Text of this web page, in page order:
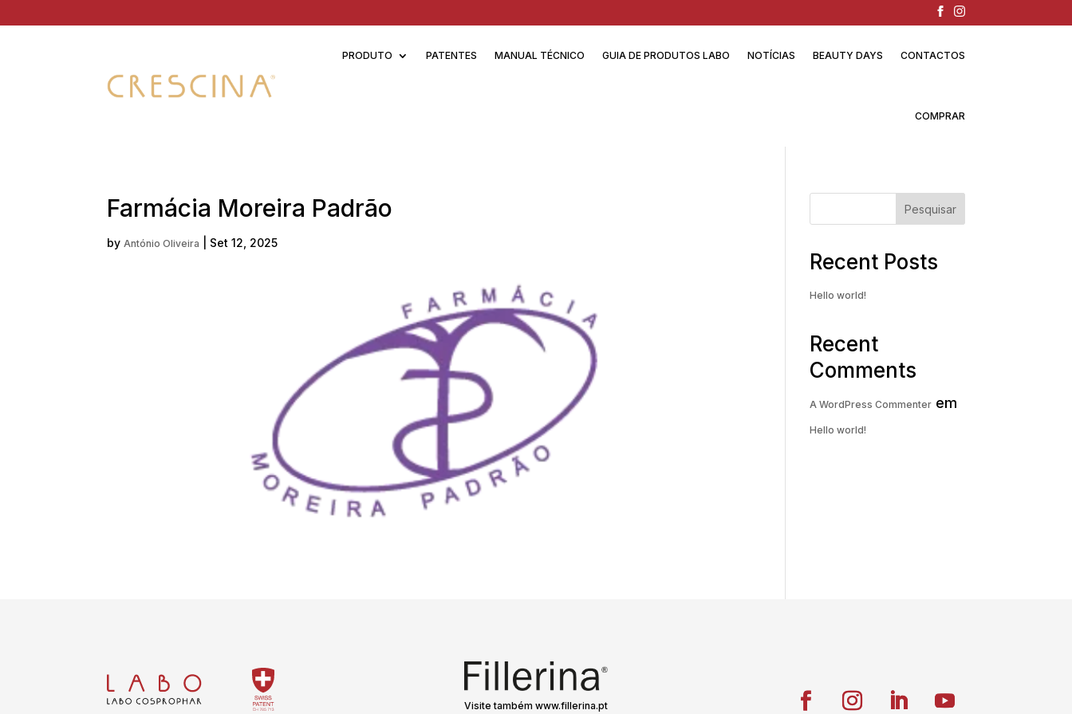
PRODUTO PATENTES MANUAL TÉCNICO GUIA DE PRODUTOS LABO NOTÍCIAS BEAUTY DAYS CONTACTOS
COMPRAR
Farmácia Moreira Padrão
by António Oliveira Set 12, 2025
Pesquisar
Recent Posts
Hello world!
Recent
Comments
A WordPress Commenter em
Hello world!
Visite também www.fillerina.pt